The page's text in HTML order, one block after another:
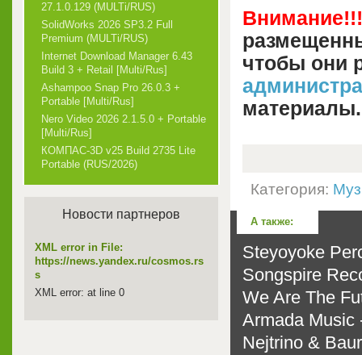
Внимание!!!
чтобы они
материалы.
Категория:
А также:
Steyoyoke
Songspire
We Are The
Armada Music
Nejtrino &
27.1.0.129 (MULTi/RUS)
SolidWorks 2026 SP3.2 Full
Premium (MULTi/RUS)
Internet Download Manager 6.43
Build 3 + Retail [Multi/Rus]
Ashampoo Snap Pro 26.0.3 +
Portable [Multi/Rus]
Nero Video 2026 2.1.5.0 + Portable
[Multi/Rus]
КОМПАС-3D v25 Build 2735 Lite
Portable (RUS/2026)
Новости партнеров
XML error in File:
https://news.yandex.ru/cosmos.rs
s
XML error: at line 0